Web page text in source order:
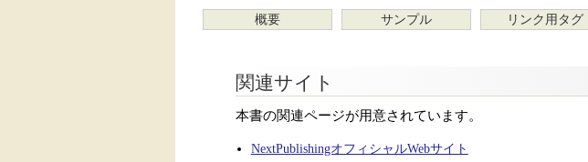
概要 サンプル リンク用タグ
関連サイト
本書の関連ページが用意されています。
NextPublishingオフィシャルWebサイト